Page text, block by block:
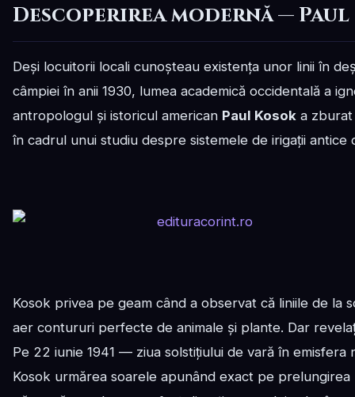
Descoperirea modernă — Paul
Deși locuitorii locali cunoșteau existența unor linii în
câmpiei în anii 1930, lumea academică occidentală a
antropologul și istoricul american Paul Kosok a
în cadrul unui studiu despre sistemele de irigații antice
Kosok privea pe geam când a observat că liniile de la
aer contururi perfecte de animale și plante. Dar
Pe 22 iunie 1941 — ziua solstițiului de vară în
Kosok urmărea soarele apunând exact pe prelungirea